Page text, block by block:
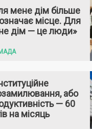
мене дім більше
місце. Для
дім — це люди»
або
— 60
на місяць